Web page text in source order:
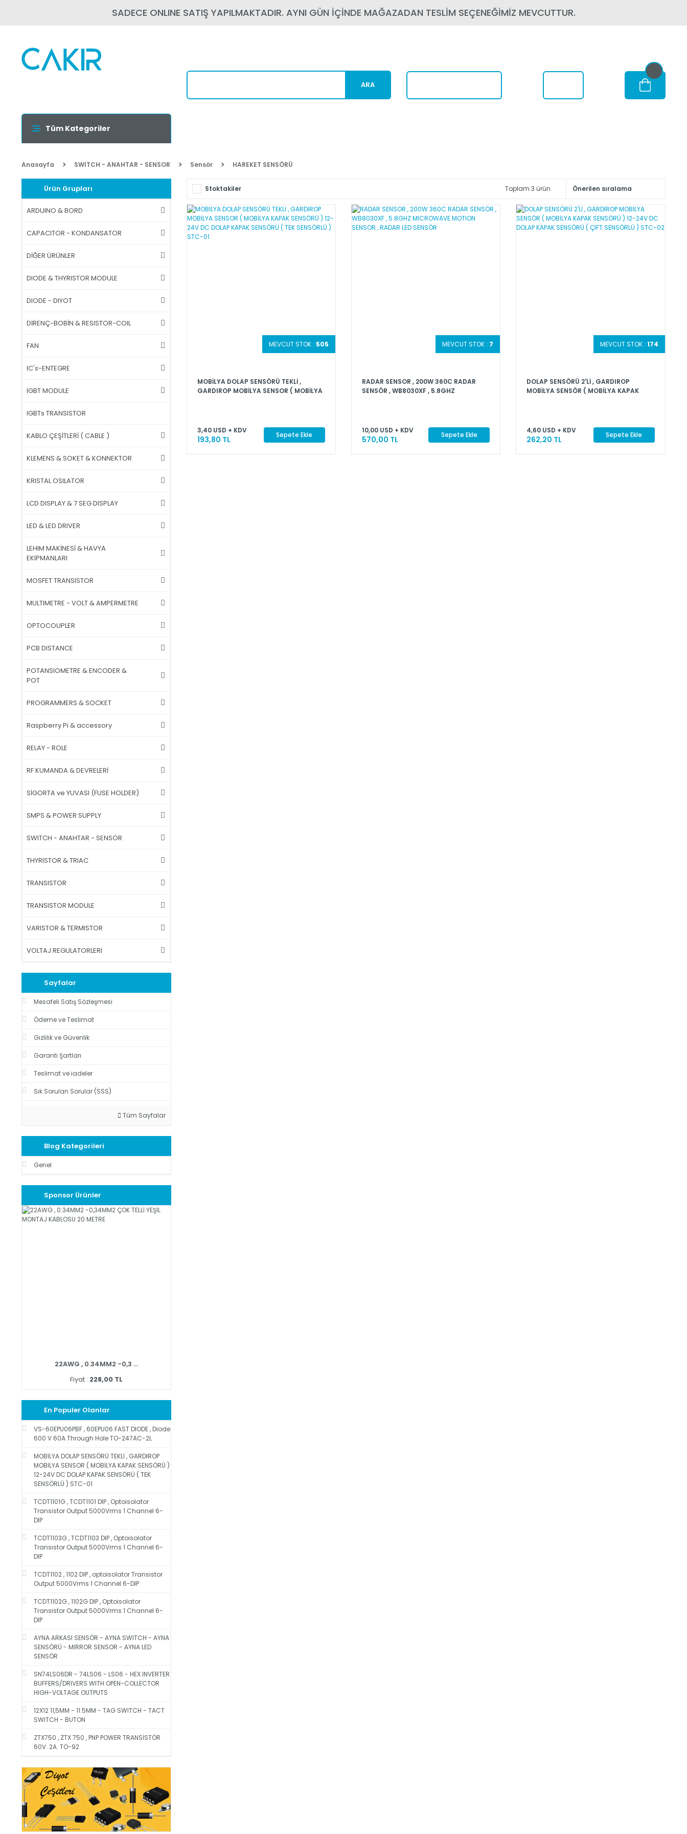
SADECE ONLINE SATIŞ YAPILMAKTADIR. AYNI GÜN İÇİNDE MAĞAZADAN TESLİM SEÇENEĞİMİZ MEVCUTTUR.
ARA
Tüm Kategoriler
Anasayfa SWITCH - ANAHTAR - SENSOR Sensör HAREKET SENSÖRÜ
Ürün Grupları
ARDUINO & BORD
CAPACITOR - KONDANSATOR
DİĞER ÜRÜNLER
DIODE & THYRISTOR MODULE
DIODE - DIYOT
DİRENÇ-BOBİN & RESISTOR-COIL
FAN
IC's-ENTEGRE
IGBT MODULE
IGBTs TRANSISTOR
KABLO ÇEŞİTLERİ ( CABLE )
KLEMENS & SOKET & KONNEKTOR
KRISTAL OSILATOR
LCD DISPLAY & 7 SEG.DISPLAY
LED & LED DRIVER
LEHIM MAKİNESİ & HAVYA
EKIPMANLARI
MOSFET TRANSISTOR
MULTIMETRE - VOLT & AMPERMETRE
OPTOCOUPLER
PCB DISTANCE
POTANSIOMETRE & ENCODER &
POT
PROGRAMMERS & SOCKET
Raspberry Pi & accessory
RELAY - ROLE
RF KUMANDA & DEVRELERİ
SİGORTA ve YUVASI (FUSE HOLDER)
SMPS & POWER SUPPLY
SWITCH - ANAHTAR - SENSOR
THYRISTOR & TRIAC
TRANSISTOR
TRANSISTOR MODULE
VARISTOR & TERMISTOR
VOLTAJ REGULATORLERI
Sayfalar
Mesafeli Satış Sözleşmesi
Ödeme ve Teslimat
Gizlilik ve Güvenlik
Garanti Şartları
Teslimat ve iadeler
Sık Sorulan Sorular (SSS)
Tüm Sayfalar
Blog Kategorileri
Genel
Sponsor Ürünler
22AWG , 0.34MM2 -0,3 ...
Fiyat : 228,00 TL
En Populer Olanlar
VS-60EPU06PBF , 60EPU06 FAST DIODE , Diode
600 V 60A Through Hole TO-247AC-2L
MOBİLYA DOLAP SENSÖRÜ TEKLİ , GARDIROP
MOBİLYA SENSOR ( MOBİLYA KAPAK SENSÖRÜ )
12-24V DC DOLAP KAPAK SENSÖRÜ ( TEK
SENSÖRLÜ ) STC-01
TCDT1101G , TCDT1101 DIP , Optoisolator
Transistor Output 5000Vrms 1 Channel 6-
DIP
TCDT1103G , TCDT1103 DIP , Optoisolator
Transistor Output 5000Vrms 1 Channel 6-
DIP
TCDT1102 , 1102 DIP , optoisolator Transistor
Output 5000Vrms 1 Channel 6-DIP
TCDT1102G , 1102G DIP , Optoisolator
Transistor Output 5000Vrms 1 Channel 6-
DIP
AYNA ARKASI SENSÖR - AYNA SWITCH - AYNA
SENSÖRÜ - MIRROR SENSOR - AYNA LED
SENSÖR
SN74LS06DR - 74LS06 - LS06 - HEX INVERTER
BUFFERS/DRIVERS WITH OPEN-COLLECTOR
HIGH-VOLTAGE OUTPUTS
12X12 11,5MM - 11.5MM - TAG SWITCH - TACT
SWITCH - BUTON
ZTX750 , ZTX 750 , PNP POWER TRANSİSTÖR
60V. 2A. TO-92
Stoktakiler Toplam 3 ürün
MEVCUT STOK : 505
MOBİLYA DOLAP SENSÖRÜ TEKLİ ,
GARDIROP MOBİLYA SENSOR ( MOBİLYA
3,40 USD + KDV
193,80 TL Sepete Ekle
MEVCUT STOK : 7
RADAR SENSOR , 200W 360C RADAR
SENSÖR , WB8030XF , 5.8GHZ
10,00 USD + KDV
570,00 TL Sepete Ekle
MEVCUT STOK : 174
DOLAP SENSÖRÜ 2'Lİ , GARDIROP
MOBİLYA SENSÖR ( MOBİLYA KAPAK
4,60 USD + KDV
262,20 TL Sepete Ekle